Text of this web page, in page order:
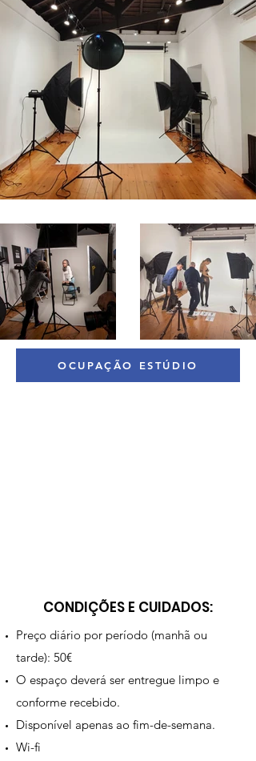
OCUPAÇÃO ESTÚDIO
CONDIÇÕES E CUIDADOS:
Preço diário por período (manhã ou
tarde): 50€
O espaço deverá ser entregue limpo e
conforme recebido.
Disponível apenas ao fim-de-semana.
Wi-fi